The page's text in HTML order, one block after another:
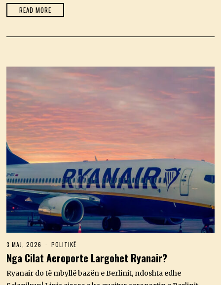
READ MORE
3 MAJ, 2026
A
,
POLITIKË
Nga Cilat Aeroporte Largohet Ryanair?
Ryanair do të mbyllë bazën e Berlinit, ndoshta edhe